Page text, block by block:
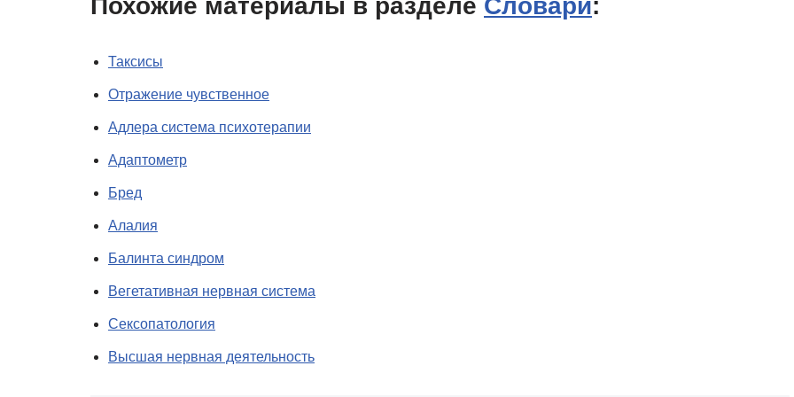
Похожие материалы в разделе Словари:
Таксисы
Отражение чувственное
Адлера система психотерапии
Адаптометр
Бред
Алалия
Балинта синдром
Вегетативная нервная система
Сексопатология
Высшая нервная деятельность